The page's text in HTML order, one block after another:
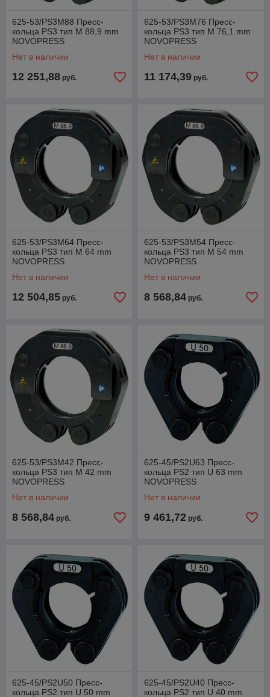
625-53/PS3M88 Пресс-
кольца PS3 тип M 88,9 mm
NOVOPRESS
Нет в наличии
12 251,88 руб.
625-53/PS3M76 Пресс-
кольца PS3 тип M 76,1 mm
NOVOPRESS
Нет в наличии
11 174,39 руб.
625-53/PS3M64 Пресс-
кольца PS3 тип M 64 mm
NOVOPRESS
Нет в наличии
12 504,85 руб.
625-53/PS3M54 Пресс-
кольца PS3 тип M 54 mm
NOVOPRESS
Нет в наличии
8 568,84 руб.
625-53/PS3M42 Пресс-
кольца PS3 тип M 42 mm
NOVOPRESS
Нет в наличии
8 568,84 руб.
625-45/PS2U63 Пресс-
кольца PS2 тип U 63 mm
NOVOPRESS
Нет в наличии
9 461,72 руб.
625-45/PS2U50 Пресс-
кольца PS2 тип U 50 mm
625-45/PS2U40 Пресс-
кольца PS2 тип U 40 mm